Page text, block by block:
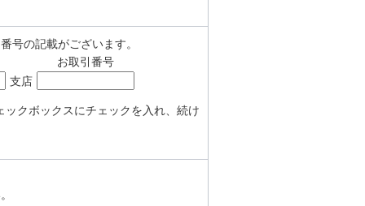
号の記載がございます。
支店
お取引番号
クボックスにチェックを入れ、続け